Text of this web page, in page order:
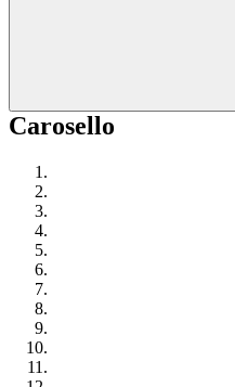
Carosello